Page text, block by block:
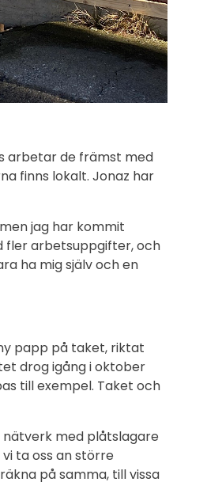
arbetar de främst med
finns lokalt. Jonaz har
jag har kommit
fler arbetsuppgifter, och
ha mig själv och en
papp på taket, riktat
drog igång i oktober
till exempel. Taket och
nätverk med plåtslagare
ta oss an större
på samma, till vissa